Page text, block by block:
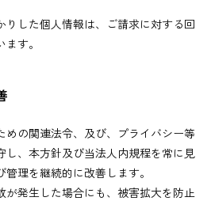
りした個人情報は、ご請求に対する回
す。
めの関連法令、及び、プライバシー等
し、本方針及び当法人内規程を常に見
理を継続的に改善します。
が発生した場合にも、被害拡大を防止